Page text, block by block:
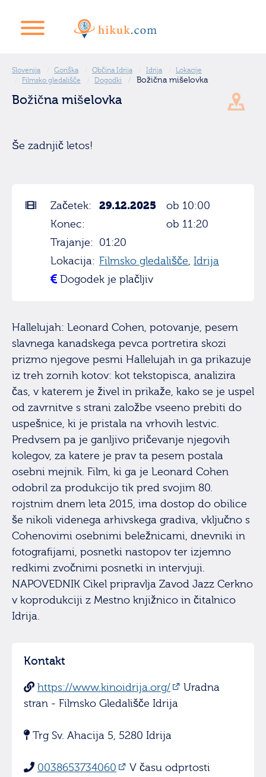
Slovenija Goriška Občina Idrija Idrija
Lokacije
Filmsko gledališče
Dogodki Božična mišelovka
Božična mišelovka
Še zadnjič letos!
Začetek: 29.12.2025
ob 10:00
Konec:
ob 11:20
Trajanje: 01:20
Lokacija: Filmsko gledališče, Idrija
Dogodek je plačljiv
Hallelujah: Leonard Cohen, potovanje, pesem
slavnega kanadskega pevca portretira skozi
prizmo njegove pesmi Hallelujah in ga prikazuje
iz treh zornih kotov: kot tekstopisca, analizira
čas, v katerem je živel in prikaže, kako se je uspel
od zavrnitve s strani založbe vseeno prebiti do
uspešnice, ki je pristala na vrhovih lestvic.
Predvsem pa je ganljivo pričevanje njegovih
kolegov, za katere je prav ta pesem postala
osebni mejnik. Film, ki ga je Leonard Cohen
odobril za produkcijo tik pred svojim 80.
rojstnim dnem leta 2015, ima dostop do obilice
še nikoli videnega arhivskega gradiva, vključno s
Cohenovimi osebnimi beležnicami, dnevniki in
fotografijami, posnetki nastopov ter izjemno
redkimi zvočnimi posnetki in intervjuji.
NAPOVEDNIK Cikel pripravlja Zavod Jazz Cerkno
v koprodukciji z Mestno knjižnico in čitalnico
Idrija.
Kontakt
https://www.kinoidrija.org/
Uradna
stran - Filmsko Gledališče Idrija
Trg Sv. Ahacija 5, 5280 Idrija
0038653734060
V času odprtosti